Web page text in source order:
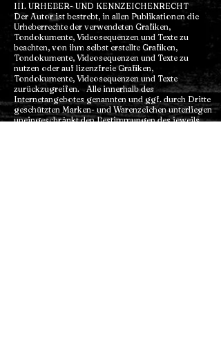
III. URHEBER- UND KENNZEICHENRECHT
Der Autor ist bestrebt, in allen Publikationen die
Urheberrechte der verwendeten Grafiken,
Tondokumente, Videosequenzen und Texte zu
beachten, von ihm selbst erstellte Grafiken,
Tondokumente, Videosequenzen und Texte zu
nutzen oder auf lizenzfreie Grafiken,
Tondokumente, Videosequenzen und Texte
zurückzugreifen. Alle innerhalb des
Internetangebotes genannten und ggf. durch Dritte
geschützten Marken- und Warenzeichen unterliegen
uneingeschränkt den Bestimmungen des jeweils